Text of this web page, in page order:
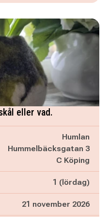
eller vad.
Humlan
Hummelbäcksgatan 3
C Köping
1 (lördag)
21 november 2026